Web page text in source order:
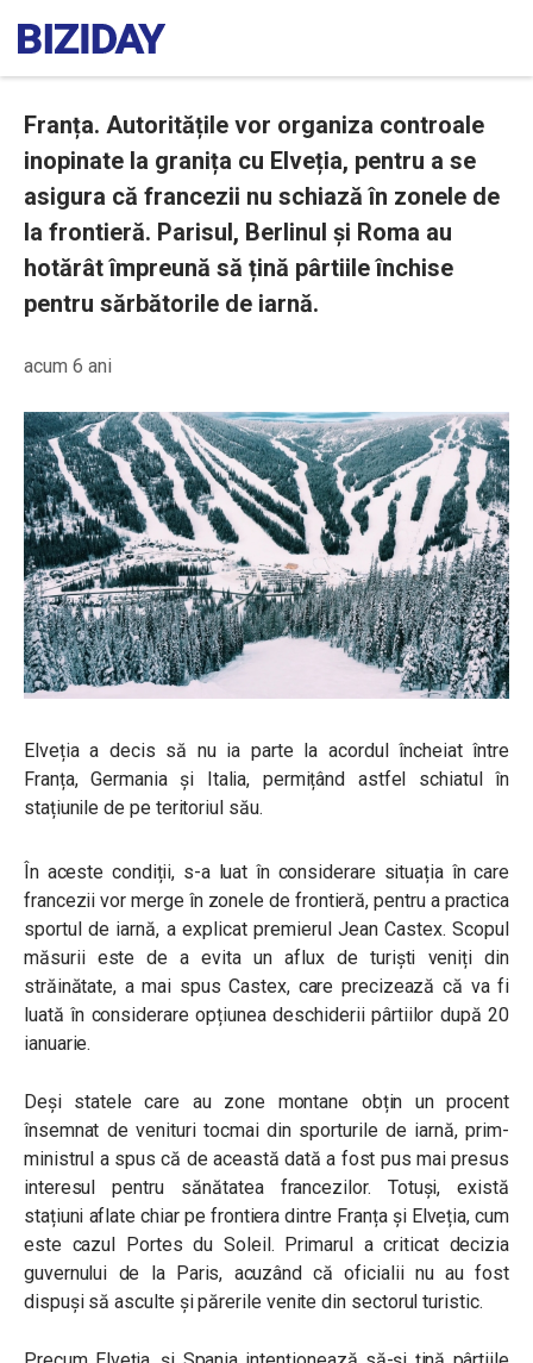
Franța. Autoritățile vor organiza controale
inopinate la granița cu Elveția, pentru a se
asigura că francezii nu schiază în zonele de
la frontieră. Parisul, Berlinul și Roma au
hotărât împreună să țină pârtiile închise
pentru sărbătorile de iarnă.
acum 6 ani
Elveția a decis să nu ia parte la acordul încheiat între
Franța, Germania și Italia, permițând astfel schiatul în
stațiunile de pe teritoriul său.
În aceste condiții, s-a luat în considerare situația în care
francezii vor merge în zonele de frontieră, pentru a practica
sportul de iarnă, a explicat premierul Jean Castex.Scopul
măsurii este de a evita un aflux de turiști veniți din
străinătate, a mai spus Castex, care precizează că va fi
luată în considerare opțiunea deschiderii pârtiilor după 20
ianuarie.
Deși statele care au zone montane obțin un procent
însemnat de venituri tocmai din sporturile de iarnă, prim-
ministrul a spus că de această dată a fost pus mai presus
interesul pentru sănătatea francezilor. Totuși, există
stațiuni aflate chiar pe frontiera dintre Franța și Elveția, cum
este cazul Portes du Soleil. Primarul a criticat decizia
guvernului de la Paris, acuzând că oficialii nu au fost
dispuși să asculte și părerile venite din sectorul turistic.